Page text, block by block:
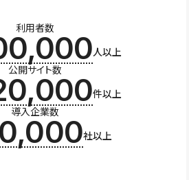
利用者数
人以上
公開サイト数
件以上
導入企業数
社以上